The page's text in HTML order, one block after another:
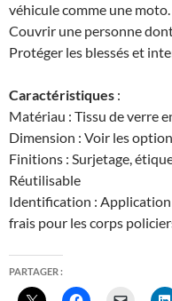
véhicule comme une moto.
Couvrir une personne
Protéger les blessés et
Caractéristiques :
Matériau : Tissu de verre
Dimension : Voir les
Finitions : Surjetage,
Réutilisable
Identification : Application
frais pour les corps
PARTAGER :